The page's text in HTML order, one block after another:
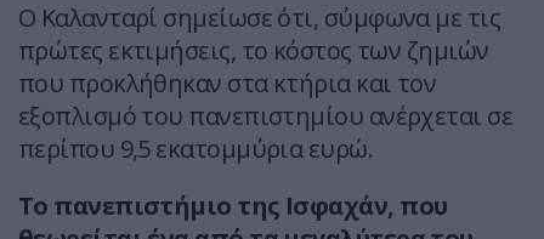
Ο Καλανταρί σημείωσε ότι, σύμφωνα με τις
πρώτες εκτιμήσεις, το κόστος των ζημιών
που προκλήθηκαν στα κτήρια και τον
εξοπλισμό του πανεπιστημίου ανέρχεται σε
περίπου 9,5 εκατομμύρια ευρώ.
Το πανεπιστήμιο της Ισφαχάν, που